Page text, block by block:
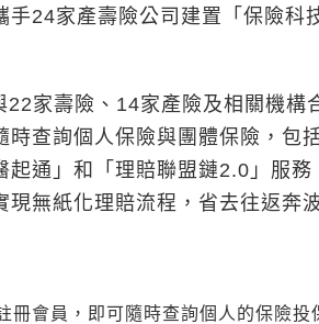
24家產壽險公司建置「保險科
壽險、14家產險及相關機構
查詢個人保險與團體保險，包
通」和「理賠聯盟鏈2.0」服
無紙化理賠流程，省去往返奔
冊會員，即可隨時查詢個人的保險